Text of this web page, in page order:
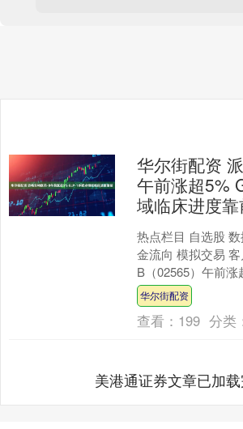
华尔街配资
午前涨超5%
域临床进度靠
热点栏目 自选股
金流向 模拟交易
B（02565）午前
股价累计涨幅逾3.1
价....
华尔街配资
查看： 199 分类
美港通证券文章已加